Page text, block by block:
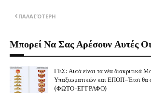
ΠΑΛΑΙΌΤΕΡΗ
Μπορεί Να Σας Αρέσουν Αυτές
ΓΕΣ: Αυτά είναι τα νέα διακριτικά
Υπαξιωματικών και ΕΠΟΠ–Έτσι θα
(ΦΩΤΟ-ΕΓΓΡΑΦΟ)